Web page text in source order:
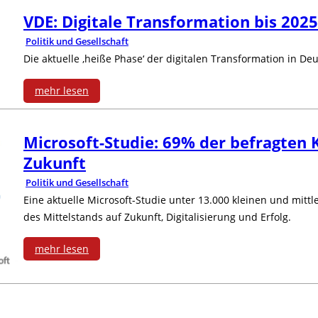
l
l
e
r
R
i
s
i
z
t
e
P
r
o
d
u
k
n
M
i
t
e
l
s
t
a
m
i
4
.
0
:
A
n
w
m
e
w
a
r
d
2
0
VDE: Digitale Transformation bis
Politik und Gesellschaft
Die aktuelle ‚heiße Phase‘ der digitalen Transformation in
mehr lesen
:
V
D
E
D
i
Microsoft-Studie: 69% der befragten
Zukunft
Politik und Gesellschaft
Eine aktuelle Microsoft-Studie unter 13.000 kleinen und
des Mittelstands auf Zukunft, Digitalisierung und Erfolg.
mehr lesen